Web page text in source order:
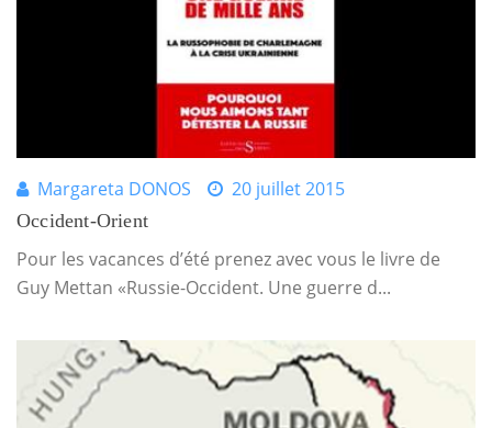
Margareta DONOS 20 juillet 2015
Occident-Orient
Pour les vacances d’été prenez avec vous le livre de
Guy Mettan «Russie-Occident. Une guerre d...